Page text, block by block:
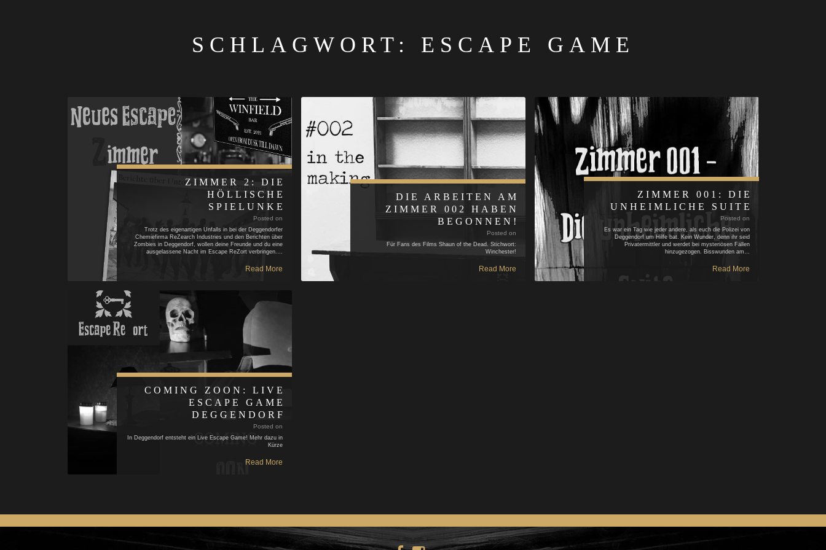
SCHLAGWORT: ESCAPE GAME
ZIMMER 2: DIE
HÖLLISCHE
SPIELUNKE
Posted on
Trotz des eigenartigen Unfalls in bei der Deggendorfer
Chemiefirma ReZearch Industries und den Berichten über
Zombies in Deggendorf, wollen deine Freunde und du eine
ausgelassene Nacht im Escape ReZort verbringen.…
Read More
DIE ARBEITEN AM
ZIMMER 002 HABEN
BEGONNEN!
Posted on
Für Fans des Films Shaun of the Dead. Stichwort:
Winchester!
Read More
ZIMMER 001: DIE
UNHEIMLICHE SUITE
Posted on
Es war ein Tag wie jeder andere, als euch die Polizei von
Deggendorf um Hilfe bat. Kein Wunder, denn ihr seid
Privatermittler und werdet bei mysteriösen Fällen
hinzugezogen. Bisswunden am…
Read More
COMING ZOON: LIVE
ESCAPE GAME
DEGGENDORF
Posted on
In Deggendorf entsteht ein Live Escape Game! Mehr dazu in
Kürze
Read More